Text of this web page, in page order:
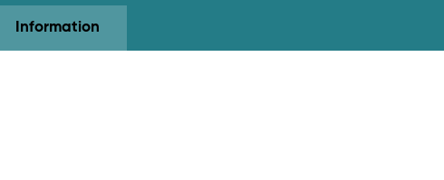
Information